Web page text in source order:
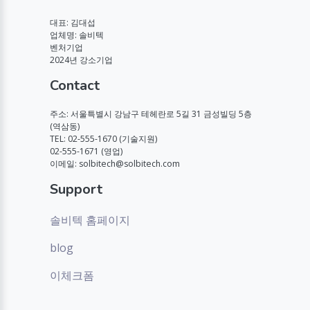
대표: 김대섭
업체명: 솔비텍
벤처기업
2024년 강소기업
Contact
주소: 서울특별시 강남구 테헤란로 5길 31 금성빌딩 5층
(역삼동)
TEL: 02-555-1670 (기술지원)
02-555-1671 (영업)
이메일: solbitech@solbitech.com
Support
솔비텍 홈페이지
blog
이체크폼